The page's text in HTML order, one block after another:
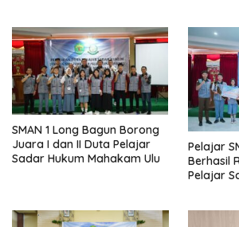
SMAN 1 Long Bagun Borong
Juara I dan II Duta Pelajar
Sadar Hukum Mahakam Ulu
Pelajar
Berhasil
Pelajar